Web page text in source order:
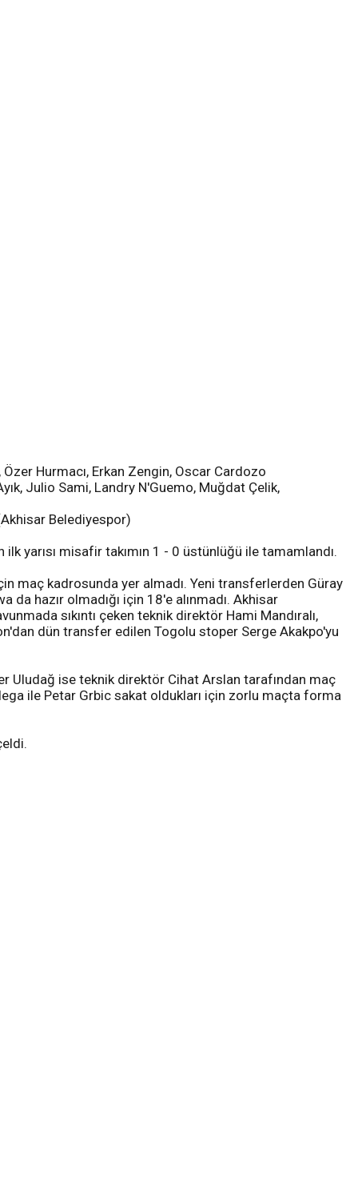
Hurmacı, Erkan Zengin, Oscar Cardozo
Julio Sami, Landry N'Guemo, Muğdat Çelik,
Belediyespor)
yarısı misafir takımın 1 - 0 üstünlüğü ile tamamlandı.
maç kadrosunda yer almadı. Yeni transferlerden Güray
hazır olmadığı için 18'e alınmadı. Akhisar
sıkıntı çeken teknik direktör Hami Mandıralı,
dün transfer edilen Togolu stoper Serge Akakpo'yu
Uludağ ise teknik direktör Cihat Arslan tarafından maç
ile Petar Grbic sakat oldukları için zorlu maçta forma